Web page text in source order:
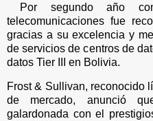
Por segundo año
telecomunicaciones fue
gracias a su excelencia y
de servicios de centros de
datos Tier III en Bolivia.
Frost & Sullivan, reconocido
de mercado, anunció
galardonada con el